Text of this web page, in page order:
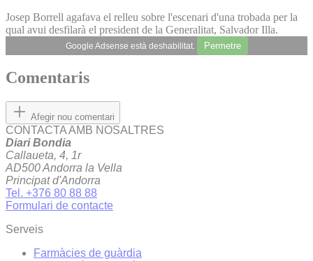
Josep Borrell agafava el relleu sobre l'escenari d'una trobada per la
qual avui desfilarà el president de la Generalitat, Salvador Illa.
Google Adsense està deshabilitat. Permetre
Comentaris
Afegir nou comentari
CONTACTA AMB NOSALTRES
Diari Bondia
Callaueta, 4, 1r
AD500 Andorra la Vella
Principat d'Andorra
Tel. +376 80 88 88
Formulari de contacte
Serveis
Farmàcies de guàrdia